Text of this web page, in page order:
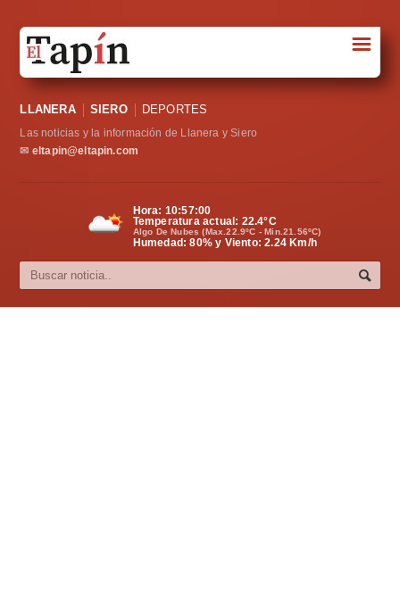
Sociedad
Política
Cultura
☰
LLANERA SIERO DEPORTES
Las noticias y la información de Llanera y Siero
✉ eltapin@eltapin.com
Hora: 10:57:01
Temperatura actual: 22.4°C
Algo De Nubes (Max.22.9ºC - Min.21.56ºC)
Humedad: 80% y Viento: 2.24 Km/h